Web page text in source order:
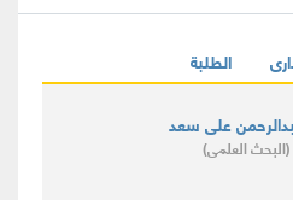
الطلبة
على سعد
(البحث العلمى)